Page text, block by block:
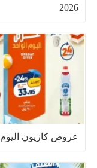
2026
عروض كازيون اليوم 9 اغسطس 2026